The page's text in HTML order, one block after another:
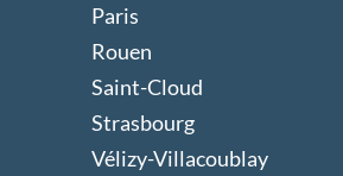
Paris
Rouen
Saint-Cloud
Strasbourg
Vélizy-Villacoublay